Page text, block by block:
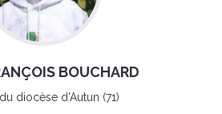
BOUCHARD
diocèse d'Autun (71)